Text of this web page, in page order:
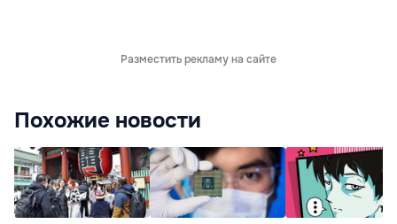
Разместить рекламу на сайте
Похожие новости